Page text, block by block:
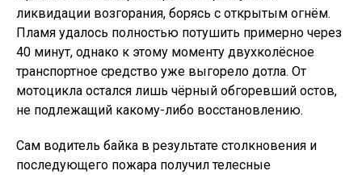
ликвидации возгорания, борясь с открытым огнём.
Пламя удалось полностью потушить примерно через
40 минут, однако к этому моменту двухколёсное
транспортное средство уже выгорело дотла. От
мотоцикла остался лишь чёрный обгоревший остов,
не подлежащий какому-либо восстановлению.
Сам водитель байка в результате столкновения и
последующего пожара получил телесные